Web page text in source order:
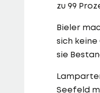
zu 99
Bieler
sich keine
sie
Seefeld